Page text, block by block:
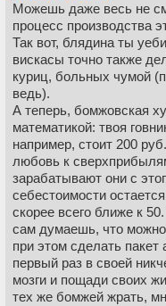
Можешь даже весь не
процесс производства
Так вот, блядина ты
вискасы точно также
куриц, больных чумой
ведь).
А теперь, бомжовская
математикой: твоя
например, стоит 200
любовь к
зарабатывают они с
себестоимости
скорее всего ближе к
сам думаешь, что
при этом сделать
первый раз в своей
мозги и пощади своих
тех же бомжей жрать,